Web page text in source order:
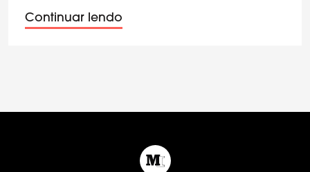
Continuar lendo